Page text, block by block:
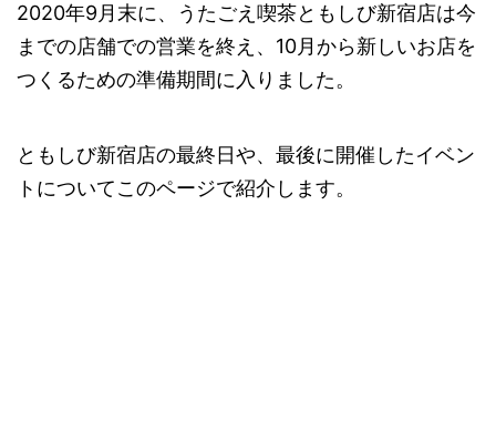
2020年9月末に、うたごえ喫茶ともしび新宿店は今
までの店舗での営業を終え、10月から新しいお店を
つくるための準備期間に入りました。
ともしび新宿店の最終日や、最後に開催したイベン
トについてこのページで紹介します。